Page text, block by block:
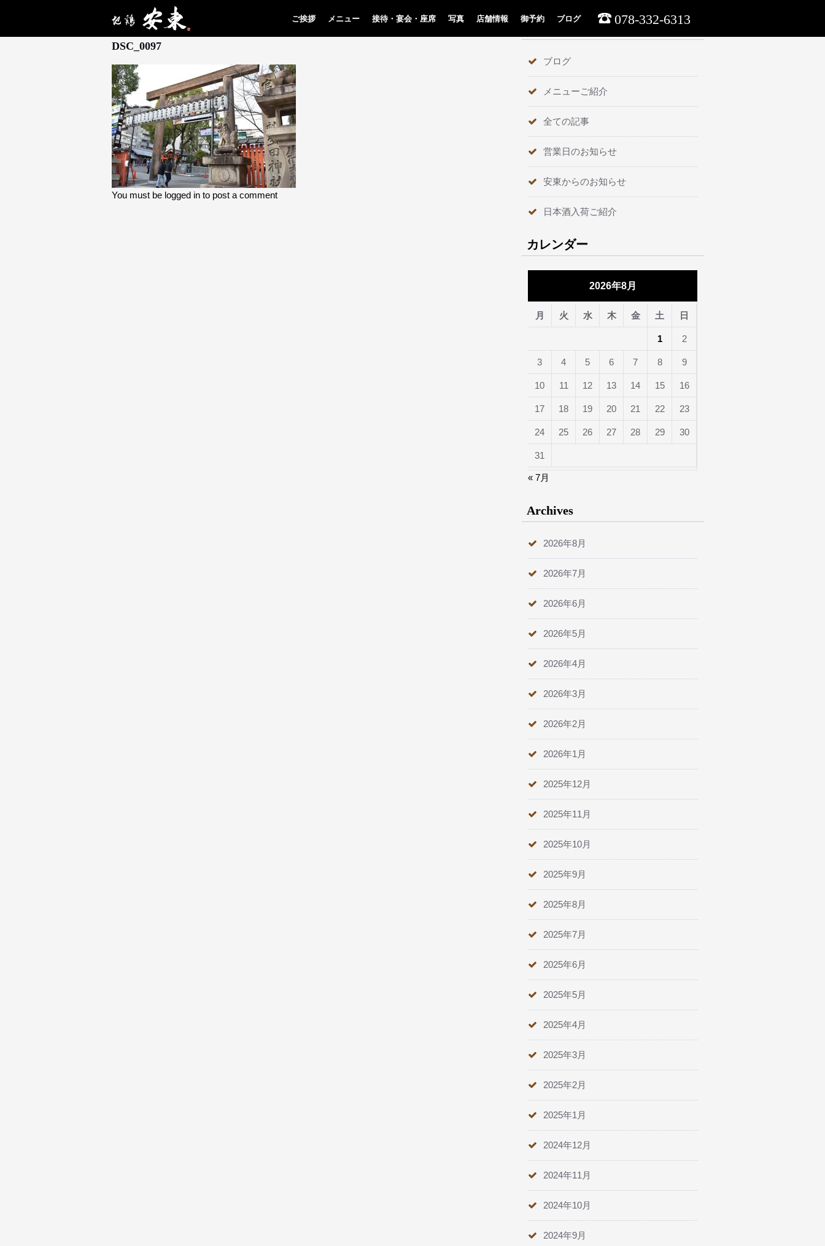
ご挨拶 メニュー 接待・宴会・座席 写真 店舗情報 御予約 ブログ 078-332-6313
12月 28, 2025
DSC_0097
You must be logged in to post a comment
ブログ
メニューご紹介
全ての記事
営業日のお知らせ
安東からのお知らせ
日本酒入荷ご紹介
カレンダー
2026年8月
月 火 水 木 金 土 日
1 2
3 4 5 6 7 8 9
10 11 12 13 14 15 16
17 18 19 20 21 22 23
24 25 26 27 28 29 30
31
« 7月
Archives
2026年8月
2026年7月
2026年6月
2026年5月
2026年4月
2026年3月
2026年2月
2026年1月
2025年12月
2025年11月
2025年10月
2025年9月
2025年8月
2025年7月
2025年6月
2025年5月
2025年4月
2025年3月
2025年2月
2025年1月
2024年12月
2024年11月
2024年10月
2024年9月